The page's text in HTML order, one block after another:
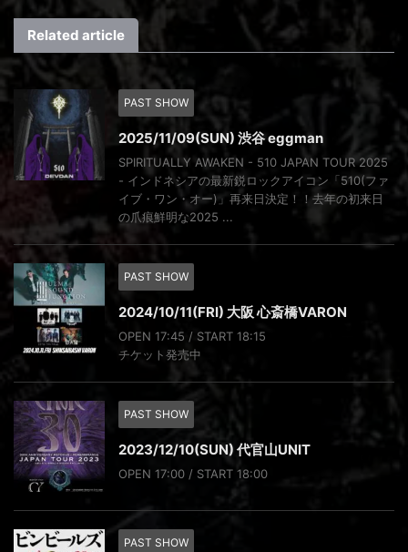
Related article
PAST SHOW
2025/11/09(SUN) 渋谷 eggman
SPIRITUALLY AWAKEN - 510 JAPAN TOUR 2025
- インドネシアの最新鋭ロックアイコン「510(ファ
イブ・ワン・オー)」再来日決定！！去年の初来日
の爪痕鮮明な2025 ...
PAST SHOW
2024/10/11(FRI) 大阪 心斎橋VARON
OPEN 17:45 / START 18:15
チケット発売中
PAST SHOW
2023/12/10(SUN) 代官山UNIT
OPEN 17:00 / START 18:00
PAST SHOW